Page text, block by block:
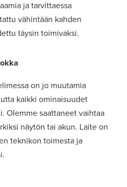
ja tarvittaessa
vähintään kahden
täysin toimivaksi.
on jo muutamia
kaikki ominaisuudet
Olemme saattaneet vaihtaa
näytön tai akun. Laite on
teknikon toimesta ja